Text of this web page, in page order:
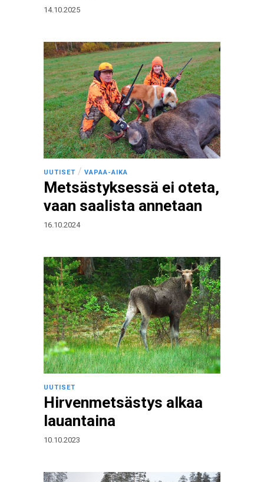
14.10.2025
UUTISET / VAPAA-AIKA
Metsästyksessä ei oteta,
vaan saalista annetaan
16.10.2024
UUTISET
Hirvenmetsästys alkaa
lauantaina
10.10.2023